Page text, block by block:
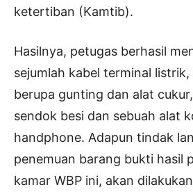
ketertiban (Kamtib).
Hasilnya, petugas berhasil
sejumlah kabel terminal
berupa gunting dan alat
sendok besi dan sebuah alat
handphone. Adapun tindak
penemuan barang bukti hasil
kamar WBP ini, akan